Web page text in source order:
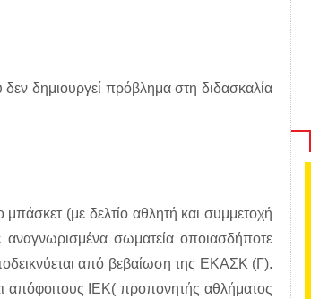
δημιουργεί πρόβλημα στη διδασκαλία
(με δελτίο αθλητή και συμμετοχή
σωματεία οποιασδήποτε
από βεβαίωση της ΕΚΑΣΚ (Γ).
απόφοιτους ΙΕΚ( προπονητής αθλήματος